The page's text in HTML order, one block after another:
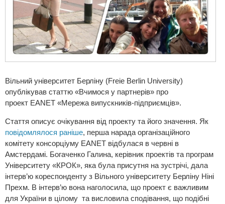
Вільний університет Берліну (Freie Berlin University)
опублікував статтю «Вчимося у партнерів» про
проект EANET «Мережа випускників-підприємців».
Стаття описує очікування від проекту та його значення. Як
повідомлялося раніше, перша нарада організаційного
комітету консорціуму EANET відбулася в червні в
Амстердамі. Богаченко Галина, керівник проектів та програм
Університету «КРОК», яка була присутня на зустрічі, дала
інтерв’ю кореспонденту з Вільного університету Берліну Ніні
Прехм. В інтерв’ю вона наголосила, що проект є важливим
для України в цілому та висловила сподівання, що подібні